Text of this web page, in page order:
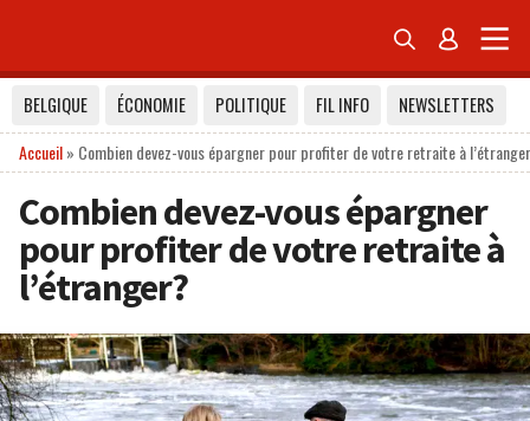
 
BELGIQUE ÉCONOMIE POLITIQUE FIL INFO
NEWSLETTERS
Accueil» Combien devez-vous épargner pour profiter de votre retraite à
Combien devez-vous épargner
pour profiter de votre retraite à
l’étranger?